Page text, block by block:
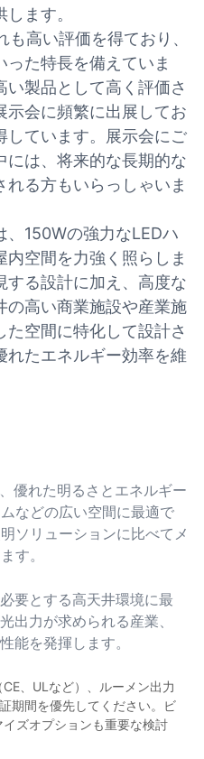
ます。
高い評価を得ており、
た特長を備えていま
製品として高く評価さ
示会に頻繁に出展してお
しています。展示会にご
には、将来的な長期的な
る方もいらっしゃいま
、150Wの強力なLEDハ
空間を力強く照らしま
する設計に加え、高度な
の高い商業施設や産業施
空間に特化して設計さ
れたエネルギー効率を維
優れた明るさとエネルギー
などの広い空間に最適で
ソリューションに比べてメ
す。
要とする高天井環境に最
出力が求められる産業、
能を発揮します。
、ULなど）、ルーメン出力
期間を優先してください。ビ
ズオプションも重要な検討